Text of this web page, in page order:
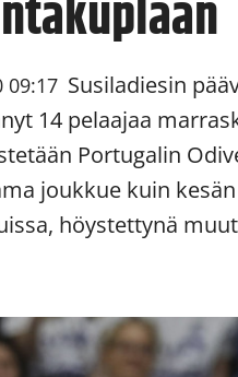
09:17 Susiladiesin
14 pelaajaa
Portugalin
joukkue kuin
höystettynä